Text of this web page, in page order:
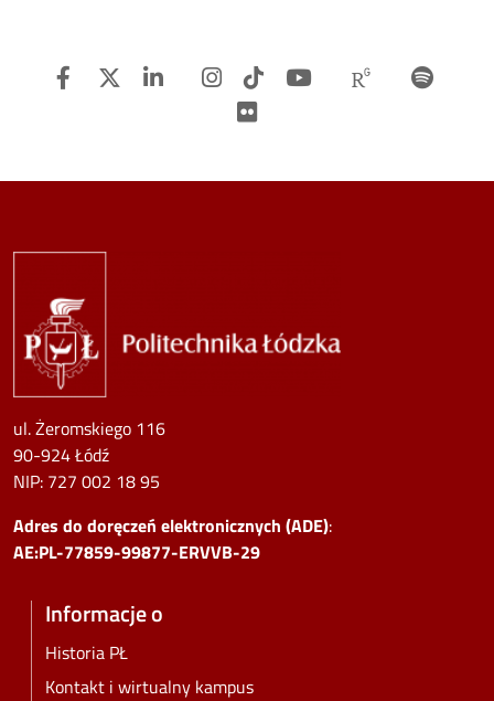
Facebook
Twitter LinkedinInstagram
TiTok Youtube
ul. Żeromskiego 116
90-924 Łódź
NIP: 727 002 18 95
Adres do doręczeń elektronicznych (ADE):
AE:PL-77859-99877-ERVVB-29
Informacje o
Historia PŁ
Kontakt i wirtualny kampus